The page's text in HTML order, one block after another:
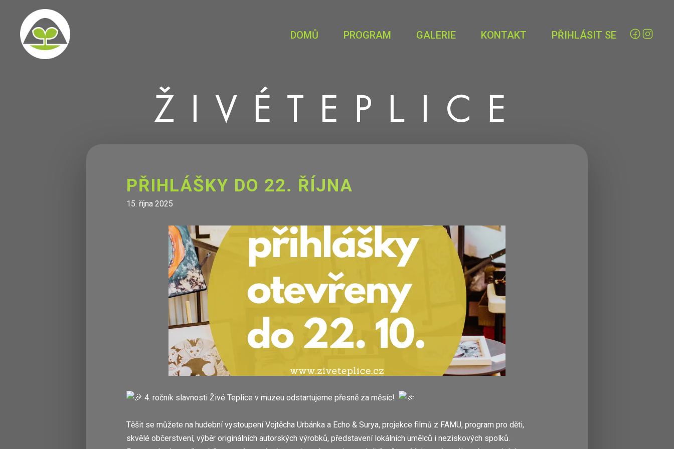
DOMŮ PROGRAM GALERIE KONTAKT PŘIHLÁSIT SE
ŽIVÉ TEPLICE
PŘIHLÁŠKY DO 22. ŘÍJNA
15. října 2025
4. ročník slavnosti Živé Teplice v muzeu odstartujeme přesně za měsíc!
Těšit se můžete na hudební vystoupení Vojtěcha Urbánka a Echo & Surya, projekce filmů z FAMU, program pro děti,
skvělé občerstvení, výběr originálních autorských výrobků, představení lokálních umělců i neziskových spolků.